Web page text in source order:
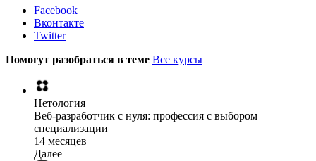
Facebook
Вконтакте
Twitter
Помогут разобраться в теме Все курсы
Нетология
Веб-разработчик с нуля: профессия с выбором
специализации
14 месяцев
Далее